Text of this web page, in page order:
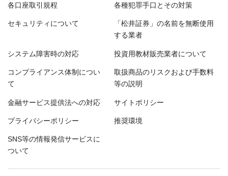
各口座取引規程 各種犯罪手口とその対策
セキュリティについて 「松井証券」の名前を無断使用
する業者
システム障害時の対応 投資用教材販売業者について
コンプライアンス体制につい
て
取扱商品のリスクおよび手数料
等の説明
金融サービス提供法への対応 サイトポリシー
プライバシーポリシー 推奨環境
SNS等の情報発信サービスに
ついて